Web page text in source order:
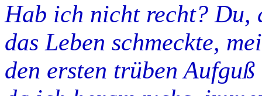
Hab ich nicht recht? Du,
das Leben schmeckte,
den ersten trüben Aufguß